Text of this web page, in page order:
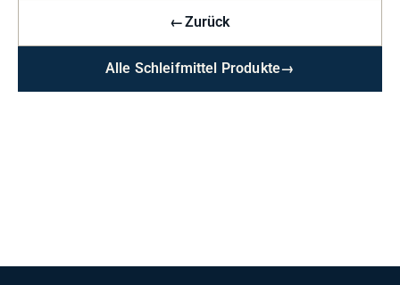
←Zurück
Alle Schleifmittel Produkte→